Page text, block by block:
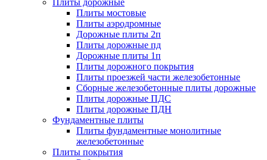
Плиты мостовые
Плиты аэродромные
Дорожные плиты 2п
Плиты дорожные пд
Дорожные плиты 1п
Плиты дорожного покрытия
Плиты проезжей части железобетонные
Сборные железобетонные плиты дорожные
Плиты дорожные ПДС
Плиты дорожные ПДН
Фундаментные плиты
Плиты фундаментные монолитные
железобетонные
Плиты покрытия